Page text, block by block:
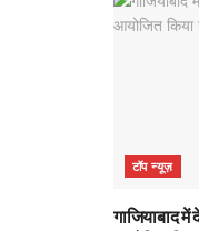
टॉप न्यूज़
गाजियाबाद में